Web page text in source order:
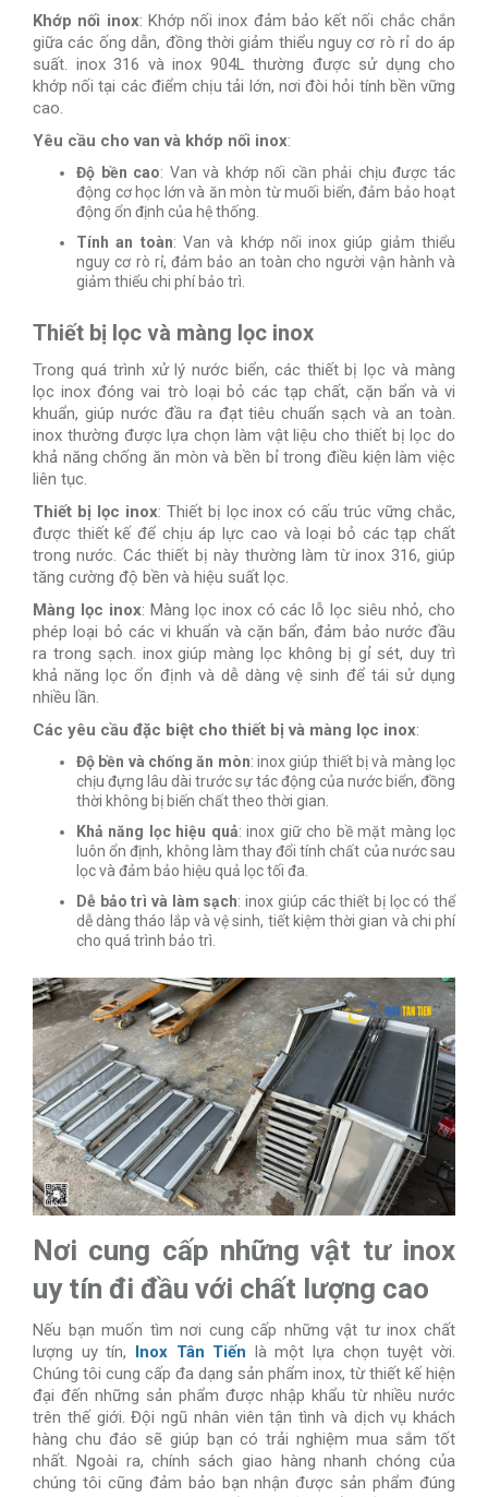
Khớp nối inox: Khớp nối inox đảm bảo kết nối chắc chắn
giữa các ống dẫn, đồng thời giảm thiểu nguy cơ rò rỉ do áp
suất. inox 316 và inox 904L thường được sử dụng cho
khớp nối tại các điểm chịu tải lớn, nơi đòi hỏi tính bền vững
cao.
Yêu cầu cho van và khớp nối inox:
Độ bền cao: Van và khớp nối cần phải chịu được tác
động cơ học lớn và ăn mòn từ muối biển, đảm bảo hoạt
động ổn định của hệ thống.
Tính an toàn: Van và khớp nối inox giúp giảm thiểu
nguy cơ rò rỉ, đảm bảo an toàn cho người vận hành và
giảm thiểu chi phí bảo trì.
Thiết bị lọc và màng lọc inox
Trong quá trình xử lý nước biển, các thiết bị lọc và màng
lọc inox đóng vai trò loại bỏ các tạp chất, cặn bẩn và vi
khuẩn, giúp nước đầu ra đạt tiêu chuẩn sạch và an toàn.
inox thường được lựa chọn làm vật liệu cho thiết bị lọc do
khả năng chống ăn mòn và bền bỉ trong điều kiện làm việc
liên tục.
Thiết bị lọc inox: Thiết bị lọc inox có cấu trúc vững chắc,
được thiết kế để chịu áp lực cao và loại bỏ các tạp chất
trong nước. Các thiết bị này thường làm từ inox 316, giúp
tăng cường độ bền và hiệu suất lọc.
Màng lọc inox: Màng lọc inox có các lỗ lọc siêu nhỏ, cho
phép loại bỏ các vi khuẩn và cặn bẩn, đảm bảo nước đầu
ra trong sạch. inox giúp màng lọc không bị gỉ sét, duy trì
khả năng lọc ổn định và dễ dàng vệ sinh để tái sử dụng
nhiều lần.
Các yêu cầu đặc biệt cho thiết bị và màng lọc inox:
Độ bền và chống ăn mòn: inox giúp thiết bị và màng lọc
chịu đựng lâu dài trước sự tác động của nước biển, đồng
thời không bị biến chất theo thời gian.
Khả năng lọc hiệu quả: inox giữ cho bề mặt màng lọc
luôn ổn định, không làm thay đổi tính chất của nước sau
lọc và đảm bảo hiệu quả lọc tối đa.
Dễ bảo trì và làm sạch: inox giúp các thiết bị lọc có thể
dễ dàng tháo lắp và vệ sinh, tiết kiệm thời gian và chi phí
cho quá trình bảo trì.
Nơi cung cấp những vật tư inox
uy tín đi đầu với chất lượng cao
Nếu bạn muốn tìm nơi cung cấp những vật tư inox chất
lượng uy tín,
Inox Tân Tiến là một lựa chọn tuyệt vời.
Chúng tôi cung cấp đa dạng sản phẩm inox, từ thiết kế hiện
đại đến những sản phẩm được nhập khẩu từ nhiều nước
trên thế giới. Đội ngũ nhân viên tận tình và dịch vụ khách
hàng chu đáo sẽ giúp bạn có trải nghiệm mua sắm tốt
nhất. Ngoài ra, chính sách giao hàng nhanh chóng của
chúng tôi cũng đảm bảo bạn nhận được sản phẩm đúng